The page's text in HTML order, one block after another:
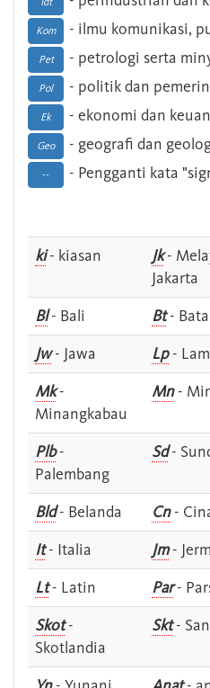
Kom - ilmu komunikasi,
Pet - petrologi serta
Pol - politik dan
Ek - ekonomi dan
Geo - geografi dan
-- - Pengganti kata
ki- kiasan Jk-
Jakarta
Bl- Bali Bt-
Jw- Jawa Lp-
Mk-
Minangkabau
Mn-
Plb-
Palembang
Sd-
Bld- Belanda Cn-
It- Italia Jm-
Lt- Latin Par-
Skot-
Skotlandia
Skt-